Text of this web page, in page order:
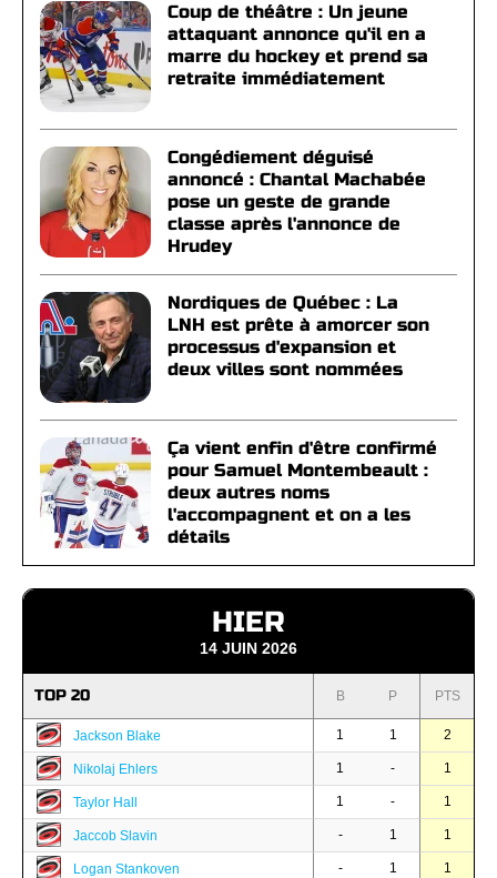
Coup de théâtre : Un jeune
attaquant annonce qu'il en a
marre du hockey et prend sa
retraite immédiatement
Congédiement déguisé
annoncé : Chantal Machabée
pose un geste de grande
classe après l'annonce de
Hrudey
Nordiques de Québec : La
LNH est prête à amorcer son
processus d'expansion et
deux villes sont nommées
Ça vient enfin d'être confirmé
pour Samuel Montembeault :
deux autres noms
l'accompagnent et on a les
détails
HIER
14 JUIN 2026
TOP 20 B P PTS
Jackson Blake 1 1 2
Nikolaj Ehlers 1 - 1
Taylor Hall 1 - 1
Jaccob Slavin - 1 1
Logan Stankoven - 1 1